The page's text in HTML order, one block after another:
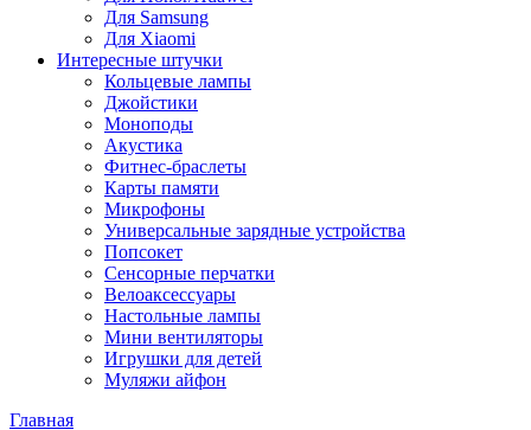
Для Samsung
Для Xiaomi
Интересные штучки
Кольцевые лампы
Джойстики
Моноподы
Акустика
Фитнес-браслеты
Карты памяти
Микрофоны
Универсальные зарядные устройства
Попсокет
Сенсорные перчатки
Велоаксессуары
Настольные лампы
Мини вентиляторы
Игрушки для детей
Муляжи айфон
Главная